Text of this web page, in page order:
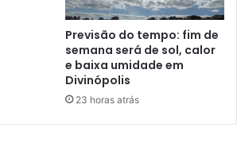
Previsão do tempo: fim de
semana será de sol, calor
e baixa umidade em
Divinópolis
23 horas atrás